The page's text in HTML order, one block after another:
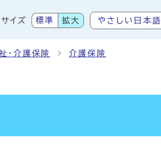
イズ 標準 拡大 やさしい日本語
・介護保険 介護保険